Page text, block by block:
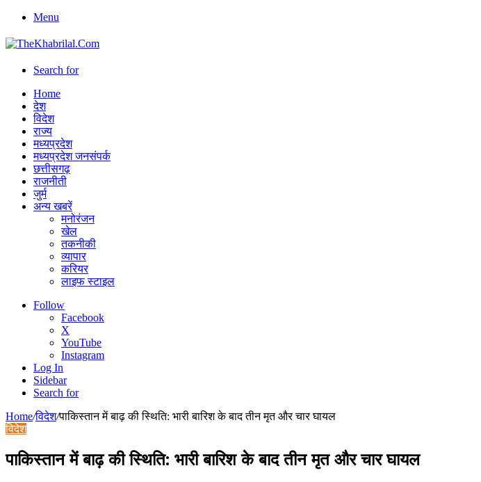
Menu
Search for
Home
देश
विदेश
राज्य
मध्यप्रदेश
मध्यप्रदेश जनसंपर्क
छत्तीसगढ़
राजनीती
जुर्म
अन्य खबरें
मनोरंजन
खेल
तकनीकी
व्यापार
करियर
लाइफ स्टाइल
Follow
Facebook
X
YouTube
Instagram
Log In
Sidebar
Search for
Home/विदेश/पाकिस्तान में बाढ़ की स्थिति: भारी बारिश के बाद तीन मृत और चार घायल
विदेश
पाकिस्तान में बाढ़ की स्थिति: भारी बारिश के बाद तीन मृत और चार घायल